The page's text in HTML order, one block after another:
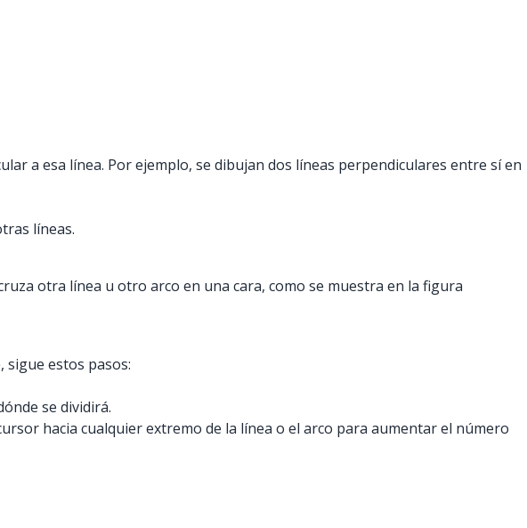
a esa línea. Por ejemplo, se dibujan dos líneas perpendiculares entre sí en
líneas.
otra línea u otro arco en una cara, como se muestra en la figura
sigue estos pasos:
se dividirá.
hacia cualquier extremo de la línea o el arco para aumentar el número